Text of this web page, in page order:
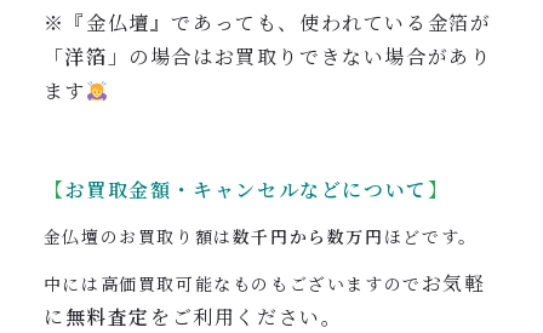
※『金仏壇』であっても、使われている金箔が
「洋箔」 の場合はお買取りできない場合があり
ます
【お買取金額・キャンセルなどについて】
金仏壇のお買取り額は数千円から数万円 ほどです。
中には高価買取可能なものもございますので お気軽
に無料査定 をご利用ください。